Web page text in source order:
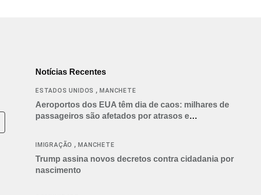
Notícias Recentes
ESTADOS UNIDOS ,MANCHETE
Aeroportos dos EUA têm dia de caos: milhares de
passageiros são afetados por atrasos e
IMIGRAÇÃO ,MANCHETE
Trump assina novos decretos contra cidadania por
nascimento